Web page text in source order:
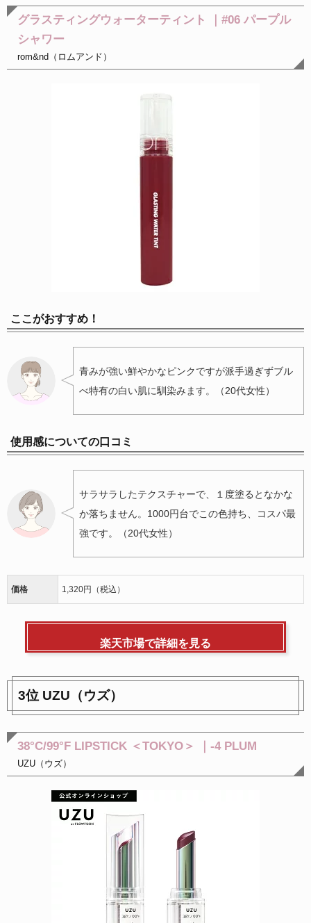
グラスティングウォーターティント ｜#06 パープル
シャワー
rom&nd（ロムアンド）
ここがおすすめ！
青みが強い鮮やかなピンクですが派手過ぎずブル
べ特有の白い肌に馴染みます。（20代女性）
使用感についての口コミ
サラサラしたテクスチャーで、１度塗るとなかな
か落ちません。1000円台でこの色持ち、コスパ最
強です。（20代女性）
価格 1,320円（税込）
楽天市場で詳細を見る
3位 UZU（ウズ）
38°C/99°F LIPSTICK ＜TOKYO＞ ｜-4 PLUM
UZU（ウズ）